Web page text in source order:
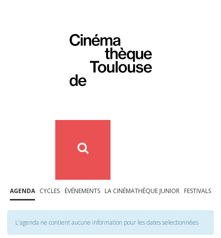
AGENDA CYCLES ÉVÉNEMENTS LA CINÉMATHÈQUE JUNIOR FESTIVALS
L'agenda ne contient aucune information pour les dates selectionnées